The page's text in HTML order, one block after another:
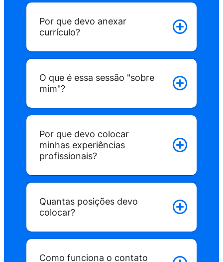
2
Leva menos de 5 min.
3
que fazemos o match entre os
mais relevantes e as vagas ideais.
Por que devo anexar
currículo?
O que é essa sessão "sobre
mim"?
Por que devo colocar
minhas experiências
profissionais?
Quantas posições devo
colocar?
Como funciona o contato